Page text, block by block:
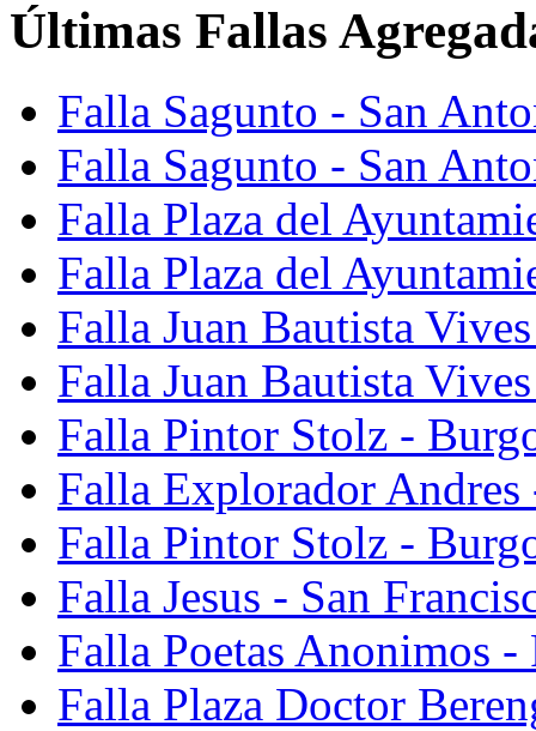
Últimas Fallas
Falla Sagunto - San
Falla Sagunto - San
Falla Plaza del
Falla Plaza del
Falla Juan Bautista
Falla Juan Bautista
Falla Pintor Stolz -
Falla Explorador Andres
Falla Pintor Stolz -
Falla Jesus - San
Falla Poetas Anonimos
Falla Plaza Doctor